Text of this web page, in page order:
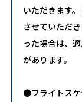
いただきます
させていただ
った場合は、
があります。
●フライトスケ